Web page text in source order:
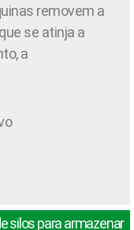
removem a
se atinja a
a
silos para armazenar